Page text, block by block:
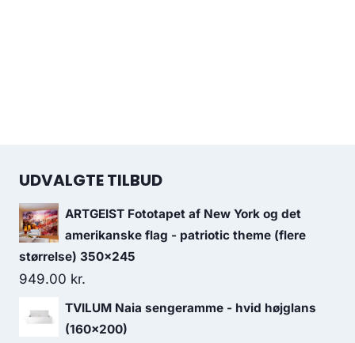
UDVALGTE TILBUD
ARTGEIST Fototapet af New York og det
amerikanske flag - patriotic theme (flere
størrelse) 350x245
949.00 kr.
TVILUM Naia sengeramme - hvid højglans
(160x200)